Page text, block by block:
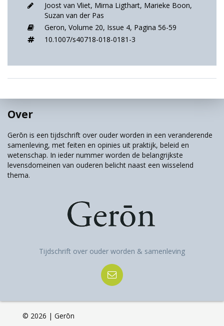
Joost van Vliet, Mirna Ligthart, Marieke Boon,
Suzan van der Pas
Geron, Volume 20, Issue 4, Pagina 56-59
10.1007/s40718-018-0181-3
Over
Gerōn is een tijdschrift over ouder worden in een veranderende
samenleving, met feiten en opinies uit praktijk, beleid en
wetenschap. In ieder nummer worden de belangrijkste
levensdomeinen van ouderen belicht naast een wisselend
thema.
Tijdschrift over ouder worden & samenleving
© 2026 | Gerōn